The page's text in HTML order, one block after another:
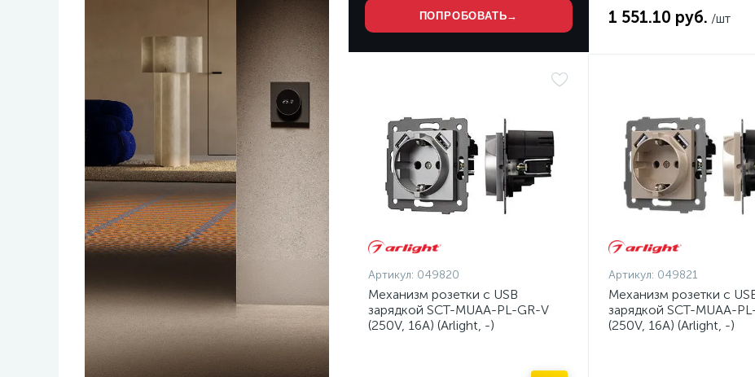
ПОПРОБОВАТЬ→ 1 551.10 руб. /шт
Артикул: 049820
Механизм розетки с USB
зарядкой SCT-MUAA-PL-GR-V
(250V, 16A) (Arlight, -)
Артикул: 049821
Механизм розетки с
зарядкой SCT-MUAA-
(250V, 16A) (Arlight, -)